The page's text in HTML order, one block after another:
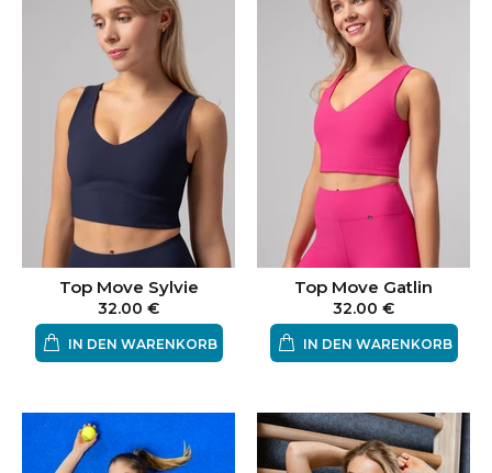
Top Move Sylvie
32.00 €
IN DEN WARENKORB
Top Move Gatlin
32.00 €
IN DEN WARENKORB